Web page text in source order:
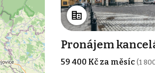
Pronájem
59 400 Kč za měsíc(1